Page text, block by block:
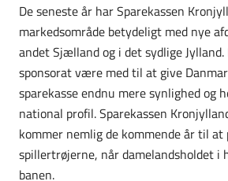
De seneste år har Sparekassen
markedsområde betydeligt med nye
andet Sjælland og i det sydlige
sponsorat være med til at give
sparekasse endnu mere synlighed og
national profil. Sparekassen
kommer nemlig de kommende år til at
spillertrøjerne, når damelandsholdet i
banen.